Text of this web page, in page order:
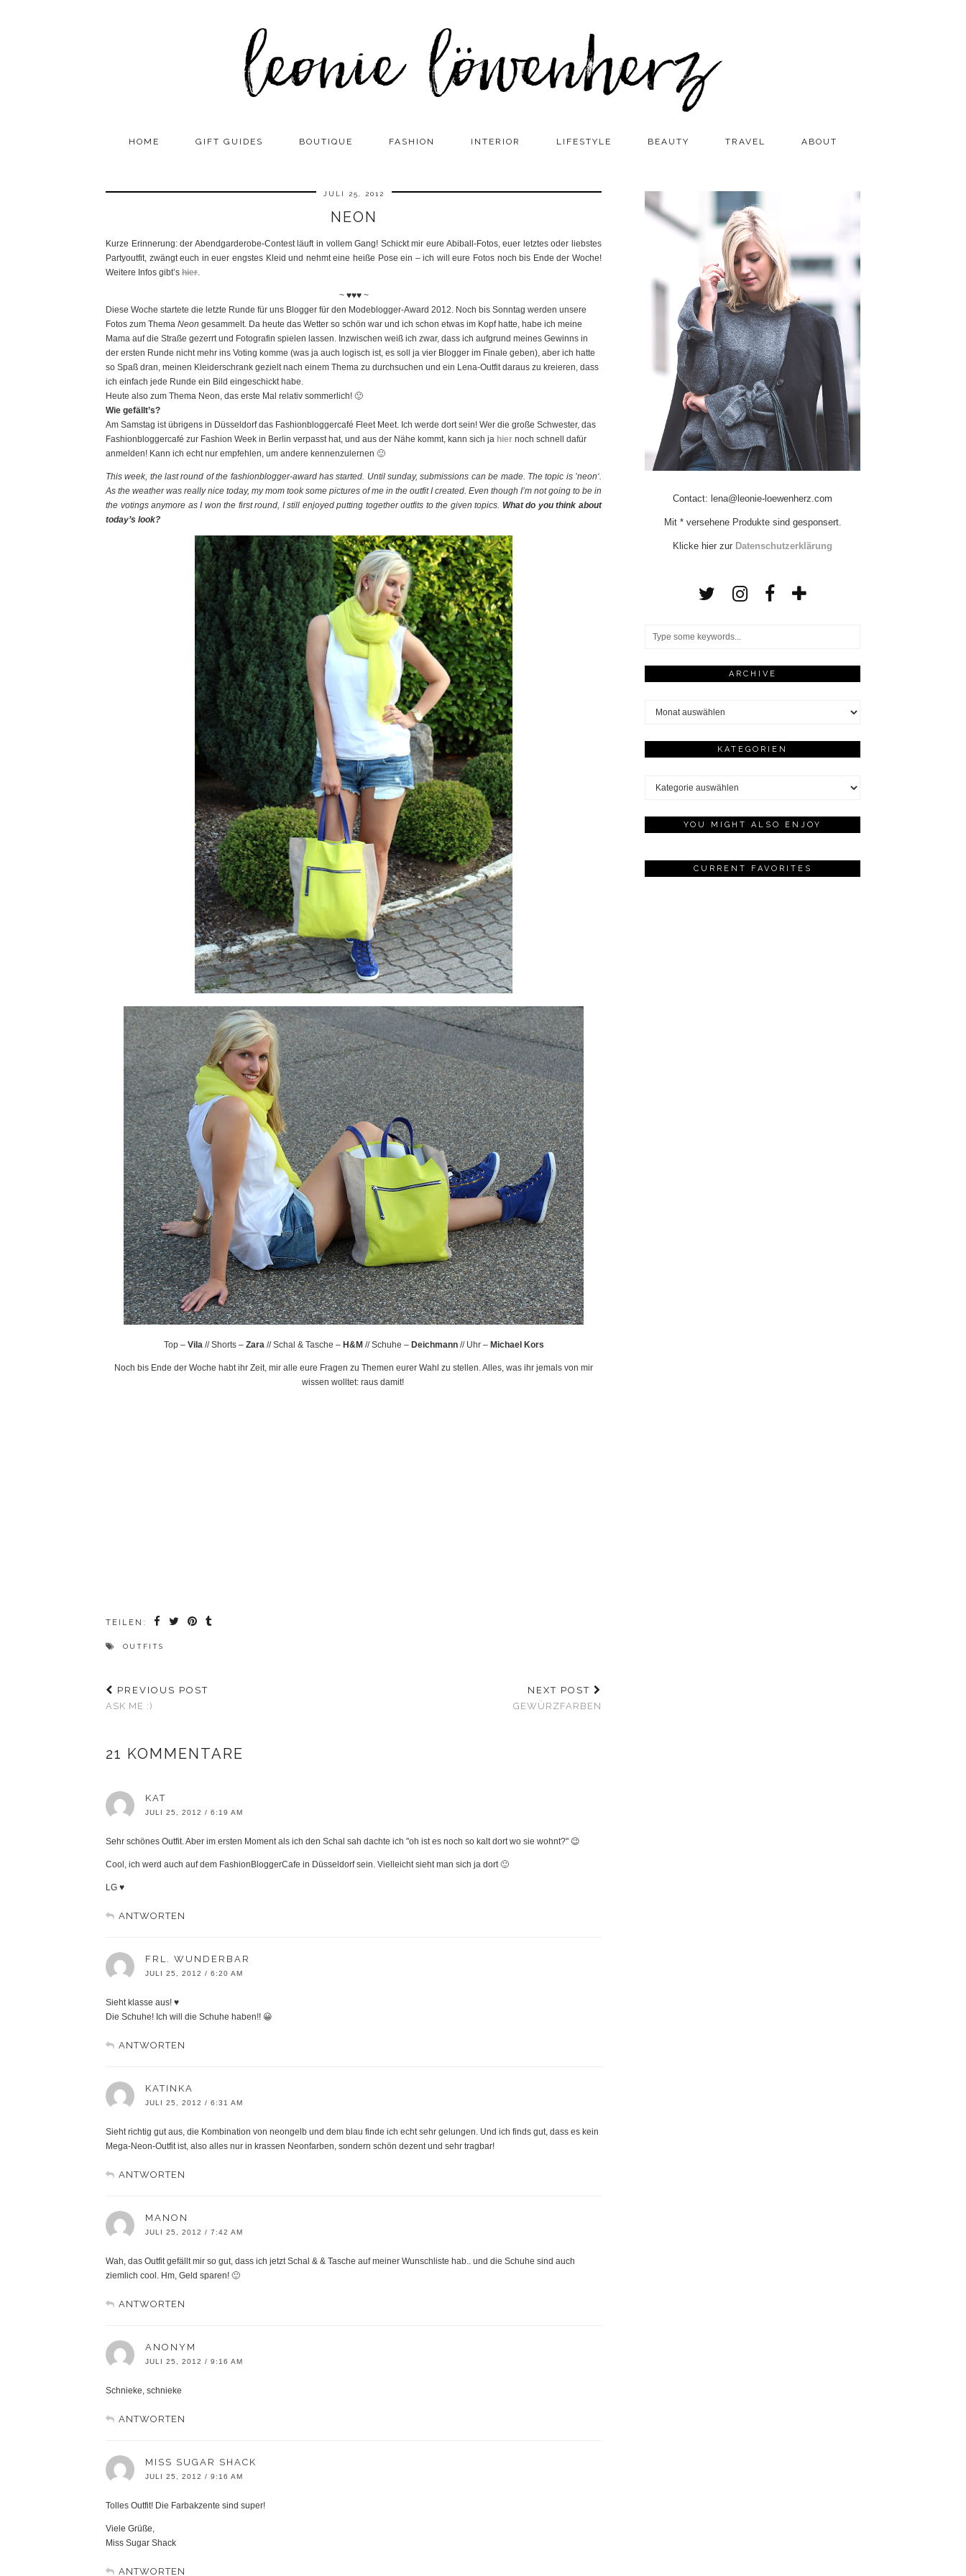
HOME GIFT GUIDES BOUTIQUE FASHION INTERIOR LIFESTYLE BEAUTY TRAVEL ABOUT
JULI 25, 2012
NEON
Kurze Erinnerung: der Abendgarderobe-Contest läuft in vollem Gang! Schickt mir eure Abiball-Fotos, euer letztes oder liebstes
Partyoutfit, zwängt euch in euer engstes Kleid und nehmt eine heiße Pose ein – ich will eure Fotos noch bis Ende der Woche!
Weitere Infos gibt’s hier
~ ♥♥♥ ~
Diese Woche startete die letzte Runde für uns Blogger für den Modeblogger-Award 2012. Noch bis Sonntag werden unsere
Fotos zum Thema Neon gesammelt. Da heute das Wetter so schön war und ich schon etwas im Kopf hatte, habe ich meine
Mama auf die Straße gezerrt und Fotografin spielen lassen. Inzwischen weiß ich zwar, dass ich aufgrund meines Gewinns in
der ersten Runde nicht mehr ins Voting komme (was ja auch logisch ist, es soll ja vier Blogger im Finale geben), aber ich hatte
so Spaß dran, meinen Kleiderschrank gezielt nach einem Thema zu durchsuchen und ein Lena-Outfit daraus zu kreieren, dass
ich einfach jede Runde ein Bild eingeschickt habe.
Heute also zum Thema Neon, das erste Mal relativ sommerlich! 🙂
Wie gefällt’s?
Am Samstag ist übrigens in Düsseldorf das Fashionbloggercafé Fleet Meet. Ich werde dort sein! Wer die große Schwester, das
Fashionbloggercafé zur Fashion Week in Berlin verpasst hat, und aus der Nähe kommt, kann sich ja hier noch schnell dafür
anmelden! Kann ich echt nur empfehlen, um andere kennenzulernen 🙂
This week, the last round of the fashionblogger-award has started. Until sunday, submissions can be made. The topic is ’neon‘.
As the weather was really nice today, my mom took some pictures of me in the outfit I created. Even though I’m not going to be in
the votings anymore as I won the first round, I still enjoyed putting together outfits to the given topics. What do you think about
today’s look?
Top – Vila // Shorts – Zara // Schal & Tasche – H&M// Schuhe – Deichmann // Uhr – Michael Kors
Noch bis Ende der Woche habt ihr Zeit, mir alle eure Fragen zu Themen eurer Wahl zu stellen. Alles, was ihr jemals von mir
wissen wolltet: raus damit!
TEILEN:
OUTFITS
PREVIOUS POST
ASK ME :)
NEXT POST
GEWÜRZFARBEN
21 KOMMENTARE
KAT
JULI 25, 2012 / 6:19 AM
Sehr schönes Outfit. Aber im ersten Moment als ich den Schal sah dachte ich "oh ist es noch so kalt dort wo sie wohnt?" 😉
Cool, ich werd auch auf dem FashionBloggerCafe in Düsseldorf sein. Vielleicht sieht man sich ja dort 🙂
LG ♥
ANTWORTEN
FRL. WUNDERBAR
JULI 25, 2012 / 6:20 AM
Sieht klasse aus! ♥
Die Schuhe! Ich will die Schuhe haben!! 😀
ANTWORTEN
KATINKA
JULI 25, 2012 / 6:31 AM
Sieht richtig gut aus, die Kombination von neongelb und dem blau finde ich echt sehr gelungen. Und ich finds gut, dass es kein
Mega-Neon-Outfit ist, also alles nur in krassen Neonfarben, sondern schön dezent und sehr tragbar!
ANTWORTEN
MANON
JULI 25, 2012 / 7:42 AM
Wah, das Outfit gefällt mir so gut, dass ich jetzt Schal & & Tasche auf meiner Wunschliste hab.. und die Schuhe sind auch
ziemlich cool. Hm, Geld sparen! 🙂
ANTWORTEN
ANONYM
JULI 25, 2012 / 9:16 AM
Schnieke, schnieke
ANTWORTEN
MISS SUGAR SHACK
JULI 25, 2012 / 9:16 AM
Tolles Outfit! Die Farbakzente sind super!
Viele Grüße,
Miss Sugar Shack
ANTWORTEN
Contact: lena@leonie-loewenherz.com
Mit * versehene Produkte sind gesponsert.
Klicke hier zur Datenschutzerklärung
ARCHIVE
KATEGORIEN
YOU MIGHT ALSO ENJOY
CURRENT FAVORITES